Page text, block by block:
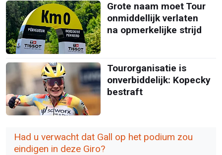
Grote naam moet Tour
onmiddellijk verlaten
na opmerkelijke strijd
Tourorganisatie is
onverbiddelijk: Kopecky
bestraft
Had u verwacht dat Gall op het podium zou
eindigen in deze Giro?